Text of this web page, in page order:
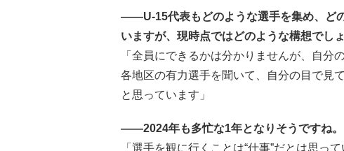
――U-15代表もどのような選手を集め、ど
いますが、現時点ではどのような構想でし
「全員にできるかは分かりませんが、自分
各地区の有力選手を聞いて、自分の目で見
と思っています」
――2024年も多忙な1年となりそうですね。
「選手を観に行くことは“仕事”だとは思っ